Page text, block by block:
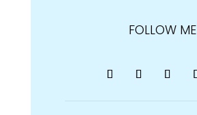
FOLLOW ME